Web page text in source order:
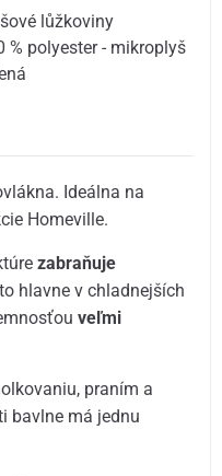
lůžkoviny
% polyester - mikroplyš
Ideálna na
Homeville.
zabraňuje
hlavne v chladnejších
veľmi
praním a
bavlne má jednu